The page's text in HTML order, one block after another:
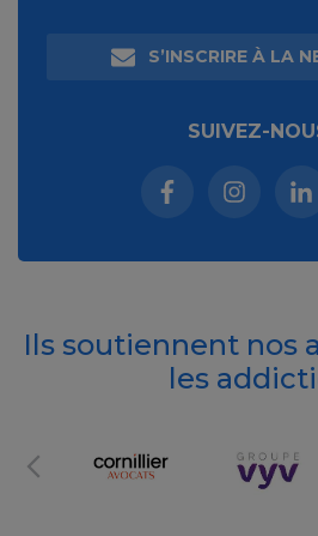
S’INSCRIRE À LA
SUIVEZ-
Facebook
Ils soutiennent nos
les